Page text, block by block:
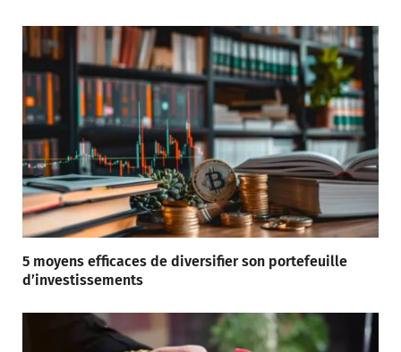
5 moyens efficaces de diversifier son portefeuille
d’investissements